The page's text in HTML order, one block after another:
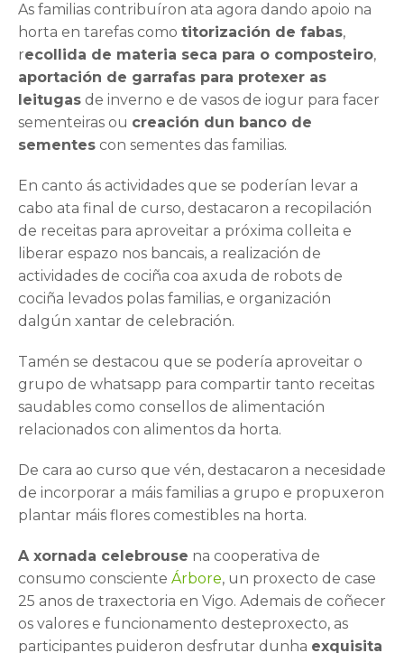
As familias contribuíron ata agora dando apoio na
horta en tarefas como titorización de fabas,
recollida de materia seca para o composteiro,
aportación de garrafas para protexer as
leitugas de inverno e de vasos de iogur para facer
sementeiras ou creación dun banco de
sementes con sementes das familias.
En canto ás actividades que se poderían levar a
cabo ata final de curso, destacaron a recopilación
de receitas para aproveitar a próxima colleita e
liberar espazo nos bancais, a realización de
actividades de cociña coa axuda de robots de
cociña levados polas familias, e organización
dalgún xantar de celebración.
Tamén se destacou que se podería aproveitar o
grupo de whatsapp para compartir tanto receitas
saudables como consellos de alimentación
relacionados con alimentos da horta.
De cara ao curso que vén, destacaron a necesidade
de incorporar a máis familias a grupo e propuxeron
plantar máis flores comestibles na horta.
A xornada celebrouse na cooperativa de
consumo consciente Árbore, un proxecto de case
25 anos de traxectoria en Vigo. Ademais de coñecer
os valores e funcionamento desteproxecto, as
participantes puideron desfrutar dunha exquisita